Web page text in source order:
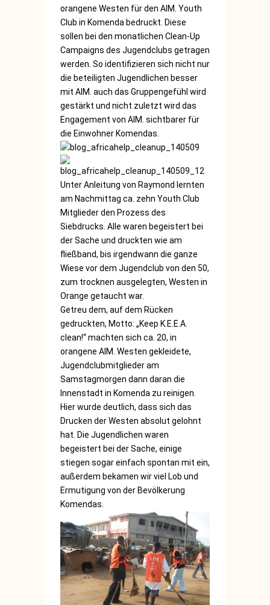
orangene Westen für den AIM. Youth
Club in Komenda bedruckt. Diese
sollen bei den monatlichen Clean-Up
Campaigns des Jugendclubs getragen
werden. So identifizieren sich nicht nur
die beteiligten Jugendlichen besser
mit AIM. auch das Gruppengefühl wird
gestärkt und nicht zuletzt wird das
Engagement von AIM. sichtbarer für
die Einwohner Komendas.
Unter Anleitung von Raymond lernten
am Nachmittag ca. zehn Youth Club
Mitglieder den Prozess des
Siebdrucks. Alle waren begeistert bei
der Sache und druckten wie am
fließband, bis irgendwann die ganze
Wiese vor dem Jugendclub von den 50,
zum trocknen ausgelegten, Westen in
Orange getaucht war.
Getreu dem, auf dem Rücken
gedruckten, Motto: „Keep K.E.E.A.
clean!“ machten sich ca. 20, in
orangene AIM. Westen gekleidete,
Jugendclubmitglieder am
Samstagmorgen dann daran die
Innenstadt in Komenda zu reinigen.
Hier wurde deutlich, dass sich das
Drucken der Westen absolut gelohnt
hat. Die Jugendlichen waren
begeistert bei der Sache, einige
stiegen sogar einfach spontan mit ein,
außerdem bekamen wir viel Lob und
Ermutigung von der Bevölkerung
Komendas.